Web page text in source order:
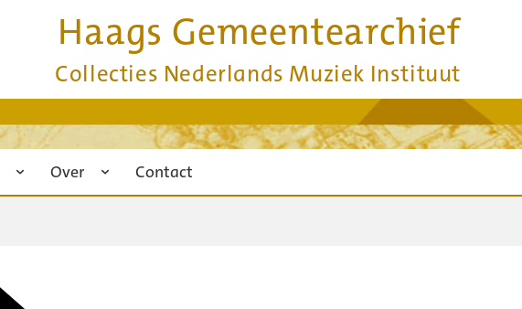
Haags Gemeentearchief
Collecties Nederlands Muziek Instituut
Over Contact